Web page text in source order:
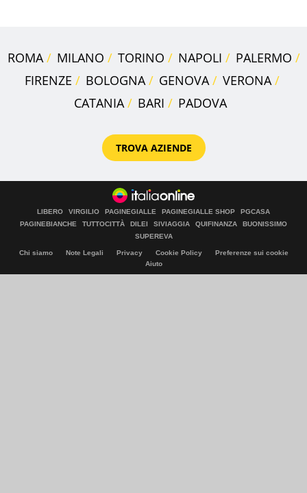
ROMA MILANO TORINO NAPOLI
PALERMO
FIRENZE
BOLOGNA GENOVA
VERONA
CATANIA
BARI PADOVA
TROVA AZIENDE
LIBERO VIRGILIO PAGINEGIALLE PAGINEGIALLE SHOP
PGCASA
PAGINEBIANCHE
TUTTOCITTÀ DILEI SIVIAGGIA QUIFINANZA
BUONISSIMO
SUPEREVA
Chi siamo Note Legali Privacy Cookie Policy
Preferenze sui cookie
Aiuto